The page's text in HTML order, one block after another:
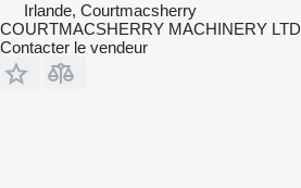
Irlande, Courtmacsherry
COURTMACSHERRY MACHINERY LTD
Contacter le vendeur